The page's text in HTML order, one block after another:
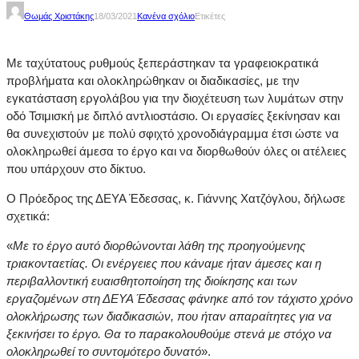
Θωμάς Χριστάκης18/03/2021 Κανένα σχόλιοΕτικέτες
Με ταχύτατους ρυθμούς ξεπεράστηκαν τα γραφειοκρατικά
προβλήματα και ολοκληρώθηκαν οι διαδικασίες, με την
εγκατάσταση εργολάβου για την διοχέτευση των λυμάτων στην
οδό Τσιμισκή με διπλό αντλιοστάσιο. Οι εργασίες ξεκίνησαν και
θα συνεχιστούν με πολύ σφιχτό χρονοδιάγραμμα έτσι ώστε να
ολοκληρωθεί άμεσα το έργο και να διορθωθούν όλες οι ατέλειες
που υπάρχουν στο δίκτυο.
Ο Πρόεδρος της ΔΕΥΑ Έδεσσας, κ. Γιάννης Χατζόγλου, δήλωσε
σχετικά:
«Με το έργο αυτό διορθώνονται λάθη της προηγούμενης
τριακονταετίας. Οι ενέργειες που κάναμε ήταν άμεσες και η
περιβαλλοντική ευαισθητοποίηση της διοίκησης και των
εργαζομένων στη ΔΕΥΑ Έδεσσας φάνηκε από τον τάχιστο χρόνο
ολοκλήρωσης των διαδικασιών, που ήταν απαραίτητες για να
ξεκινήσει το έργο. Θα το παρακολουθούμε στενά με στόχο να
ολοκληρωθεί το συντομότερο δυνατό».